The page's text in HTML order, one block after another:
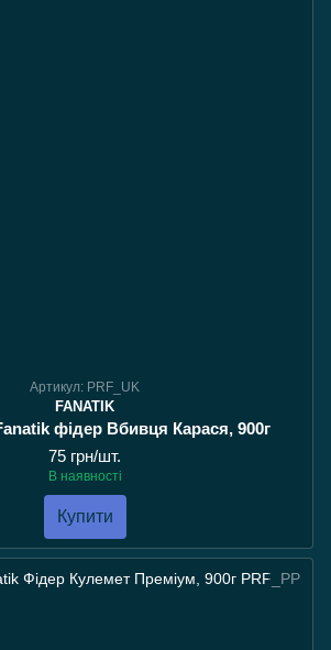
Артикул: PRF_UK
FANATIK
фідер Вбивця Карася, 900г
75 грн/шт.
В наявності
Купити